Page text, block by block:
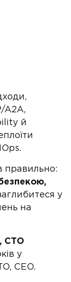
A2A,
й
правильно:
у
на
СТО
у
CEO.